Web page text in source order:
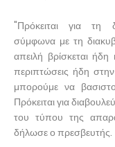
"Πρόκειται για τη
σύμφωνα με τη
απειλή βρίσκεται
περιπτώσεις ήδη
μπορούμε να
Πρόκειται για
του τύπου της
δήλωσε ο πρεσβευτής.